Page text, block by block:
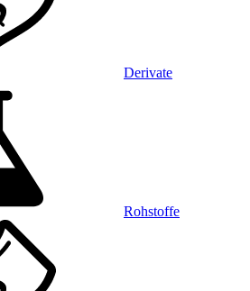
Derivate
Rohstoffe